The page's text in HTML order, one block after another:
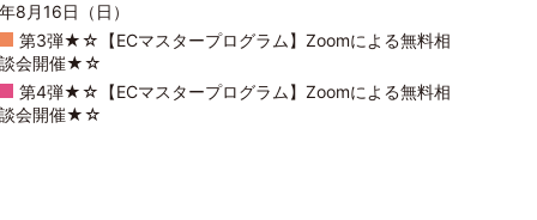
年8月16日（日）
第3弾★☆【ECマスタープログラム】Zoomによる無料相
談会開催★☆
第4弾★☆【ECマスタープログラム】Zoomによる無料相
談会開催★☆